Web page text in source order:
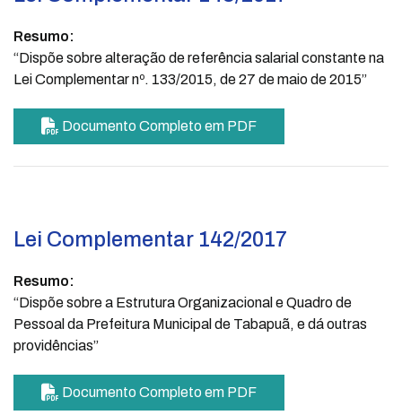
Resumo:
“Dispõe sobre alteração de referência salarial constante na
Lei Complementar nº. 133/2015, de 27 de maio de 2015”
Documento Completo em PDF
Lei Complementar 142/2017
Resumo:
“Dispõe sobre a Estrutura Organizacional e Quadro de
Pessoal da Prefeitura Municipal de Tabapuã, e dá outras
providências”
Documento Completo em PDF